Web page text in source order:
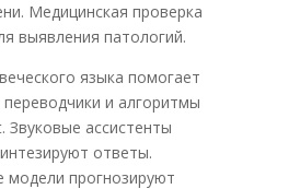
Медицинская проверка
выявления патологий.
языка помогает
и алгоритмы
Звуковые ассистенты
ответы.
модели прогнозируют